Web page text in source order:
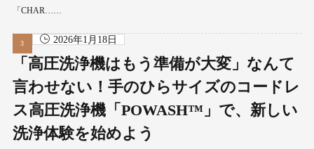
「CHAR……
2026年1月18日
「高圧洗浄機はもう準備が大変」なんて
言わせない！手のひらサイズのコードレ
ス高圧洗浄機「POWASH™」で、新しい
洗浄体験を始めよう